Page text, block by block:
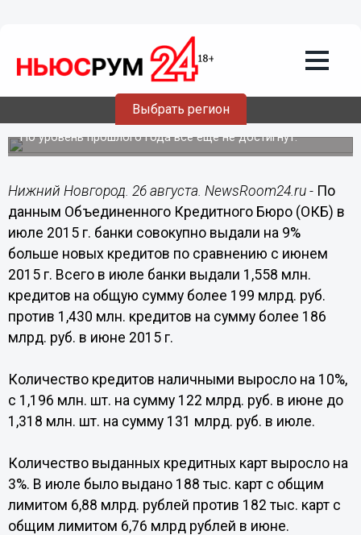
Выбрать регион
26.08.201508:40
Кредитная активность россиян в июле
продолжила расти
Но уровень прошлого года все еще не достигнут.
Нижний Новгород. 26 августа. NewsRoom24.ru - По
данным Объединенного Кредитного Бюро (ОКБ) в
июле 2015 г. банки совокупно выдали на 9%
больше новых кредитов по сравнению с июнем
2015 г. Всего в июле банки выдали 1,558 млн.
кредитов на общую сумму более 199 млрд. руб.
против 1,430 млн. кредитов на сумму более 186
млрд. руб. в июне 2015 г.
Количество кредитов наличными выросло на 10%,
с 1,196 млн. шт. на сумму 122 млрд. руб. в июне до
1,318 млн. шт. на сумму 131 млрд. руб. в июле.
Количество выданных кредитных карт выросло на
3%. В июле было выдано 188 тыс. карт с общим
лимитом 6,88 млрд. рублей против 182 тыс. карт с
общим лимитом 6,76 млрд рублей в июне.